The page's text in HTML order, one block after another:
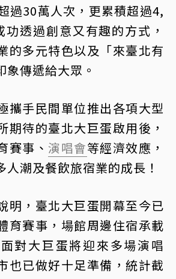
過30萬人次，更累積超過4,
透過創意又有趣的方式，
的多元特色以及「來臺北有
傳遞給大眾。
攜手民間單位推出各項大型
期待的臺北大巨蛋啟用後，
賽事、 演唱會等經濟效應，
人潮及餐飲旅宿業的成長！
明，臺北大巨蛋開幕至今已
育賽事，場館周邊住宿承載
對大巨蛋將迎來多場演唱
也已做好十足準備，統計截